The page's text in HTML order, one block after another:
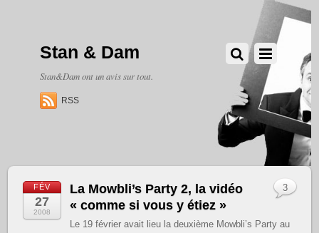
Stan & Dam
Stan&Dam ont un avis sur tout.
RSS
FÉV
27
2008
La Mowbli’s Party 2, la vidéo
« comme si vous y étiez »
Le 19 février avait lieu la deuxième Mowbli’s Party au
3